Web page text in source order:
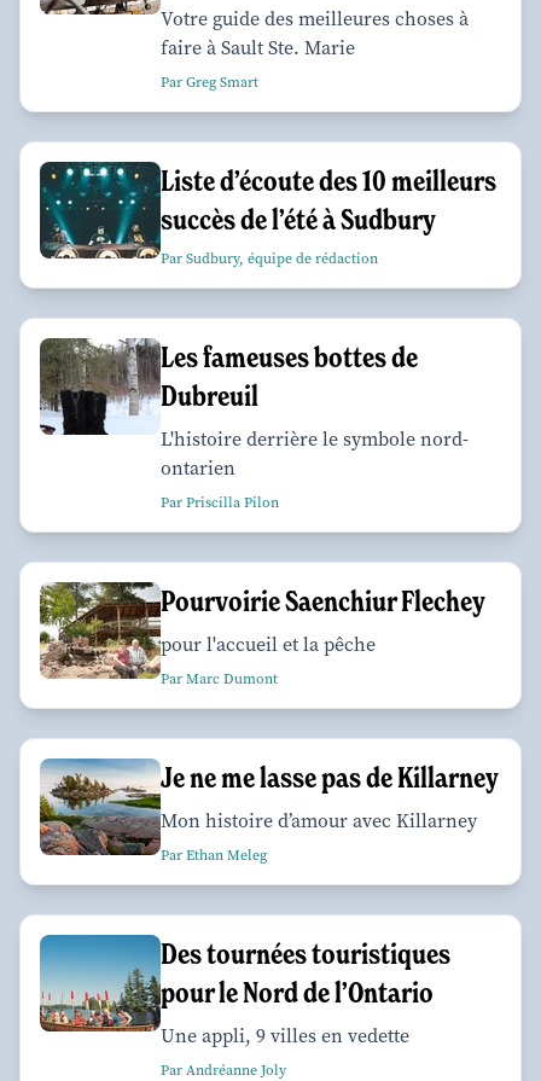
Votre guide des meilleures choses à
faire à Sault Ste. Marie
Par Greg Smart
Liste d’écoute des 10 meilleurs
succès de l’été à Sudbury
Par Sudbury, équipe de rédaction
Les fameuses bottes de
Dubreuil
L'histoire derrière le symbole nord-
ontarien
Par Priscilla Pilon
Pourvoirie Saenchiur Flechey
pour l'accueil et la pêche
Par Marc Dumont
Je ne me lasse pas de Killarney
Mon histoire d’amour avec Killarney
Par Ethan Meleg
Des tournées touristiques
pour le Nord de l’Ontario
Une appli, 9 villes en vedette
Par Andréanne Joly